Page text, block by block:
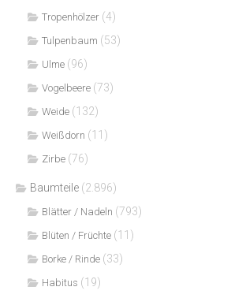
Tropenhölzer (4)
Tulpenbaum (53)
Ulme (96)
Vogelbeere (73)
Weide (132)
Weißdorn (11)
Zirbe (76)
Baumteile (2.896)
Blätter / Nadeln (793)
Blüten / Früchte (11)
Borke / Rinde (33)
Habitus (19)